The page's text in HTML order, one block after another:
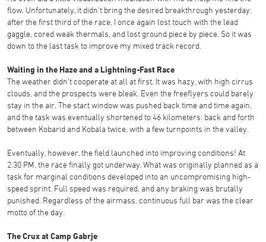
flow. Unfortunately, it didn't bring the desired breakthrough yesterday:
after the first third of the race, I once again lost touch with the lead
gaggle, cored weak thermals, and lost ground piece by piece. So it was
down to the last task to improve my mixed track record.
Waiting in the Haze and a Lightning-Fast Race
The weather didn't cooperate at all at first. It was hazy, with high cirrus
clouds, and the prospects were bleak. Even the freeflyers could barely
stay in the air. The start window was pushed back time and time again,
and the task was eventually shortened to 46 kilometers: back and forth
between Kobarid and Kobala twice, with a few turnpoints in the valley.
Eventually, however, the field launched into improving conditions! At
2:30 PM, the race finally got underway. What was originally planned as a
task for marginal conditions developed into an uncompromising high-
speed sprint. Full speed was required, and any braking was brutally
punished. Regardless of the airmass, continuous full bar was the clear
motto of the day.
The Crux at Camp Gabrje